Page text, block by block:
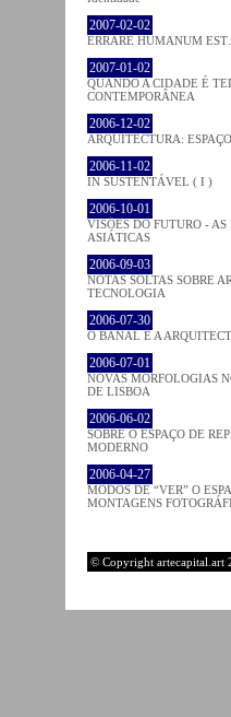
2007-02-02
ERRARE HUMANUM
2007-01-02
QUANDO A CIDADE É
CONTEMPORÂNEA
2006-12-02
ARQUITECTURA:
2006-11-02
IN SUSTENTÁVEL ( I )
2006-10-01
VISÕES DO FUTURO -
ASIÁTICAS
2006-09-03
NOTAS SOLTAS SOBRE
TECNOLOGIA
2006-07-30
O BANAL E A
2006-07-01
NOVAS MORFOLOGIAS
DE LISBOA
2006-06-02
SOBRE O ESPAÇO DE
MODERNO
2006-04-27
MODOS DE “VER” O
MONTAGENS
© Copyright artecapital.art